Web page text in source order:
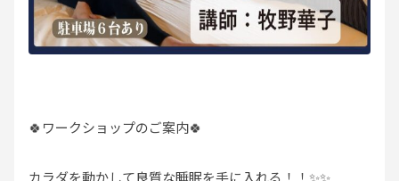
🍀ワークショップのご案内🍀
カラダを動かして良質な睡眠を手に入れる！！✨✨